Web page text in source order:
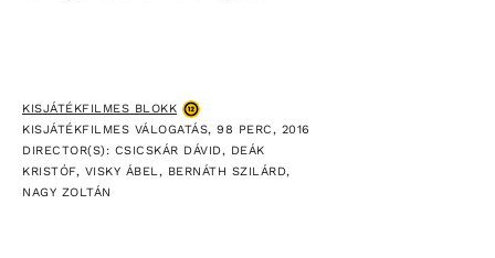
KISJÁTÉKFILMES BLOKK
KISJÁTÉKFILMES VÁLOGATÁS, 98 PERC, 2016
DIRECTOR(S): CSICSKÁR DÁVID, DEÁK
KRISTÓF, VISKY ÁBEL, BERNÁTH SZILÁRD,
NAGY ZOLTÁN